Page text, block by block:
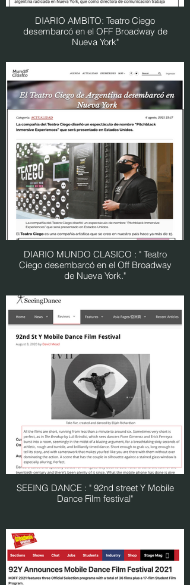
DIARIO AMBITO: Teatro Ciego
desembarcó en el OFF Broadway de
Nueva York"
DIARIO MUNDO CLASICO : " Teatro
Ciego desembarcó en el Off Broadway
de Nueva York."
SEEING DANCE : " 92nd street Y Mobile
Dance Film festival"